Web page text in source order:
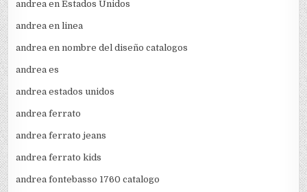
andrea en Estados Unidos
andrea en linea
andrea en nombre del diseño catalogos
andrea es
andrea estados unidos
andrea ferrato
andrea ferrato jeans
andrea ferrato kids
andrea fontebasso 1760 catalogo